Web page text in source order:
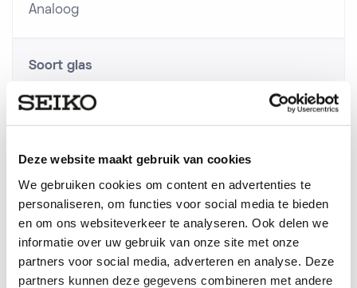
Deze website maakt gebruik van cookies
We gebruiken cookies om content en advertenties te
personaliseren, om functies voor social media te bieden
en om ons websiteverkeer te analyseren. Ook delen we
informatie over uw gebruik van onze site met onze
partners voor social media, adverteren en analyse. Deze
partners kunnen deze gegevens combineren met andere
Analoog
Soort glas
Automaat
Serie
Presage